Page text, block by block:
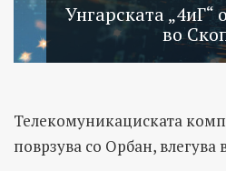
Унгарската
во
Телекомуникациската
поврзува со Орбан, влегува